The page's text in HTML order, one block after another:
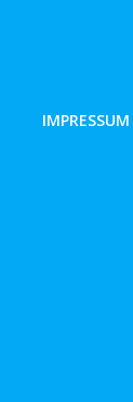
IMPRESSUM